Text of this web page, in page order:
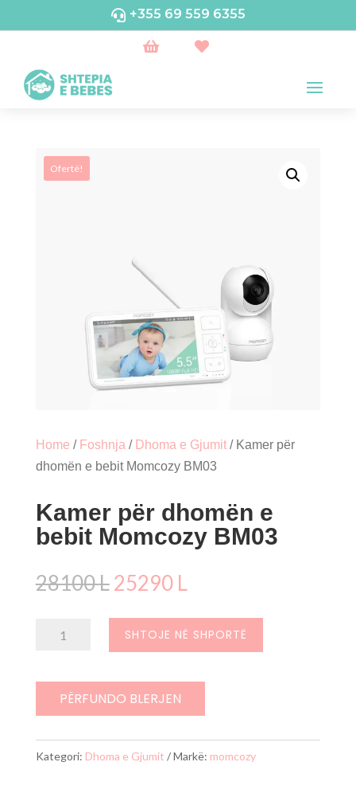
 +355 69 559 6355
 
Ofertë!
Home / Foshnja / Dhoma e Gjumit/ Kamer për
dhomën e bebit Momcozy BM03
Kamer për dhomën e
bebit Momcozy BM03
28100LÇmimi
qe:
28100 L.
25290 L
tanishëm
është:
dhomën
e
bebit
Momcozy
SHTOJE NË SHPORTË
PËRFUNDO BLERJEN
Kategori: Dhoma e Gjumit Markë: momcozy